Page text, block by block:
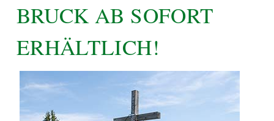
BRUCK AB SOFORT
ERHÄLTLICH!